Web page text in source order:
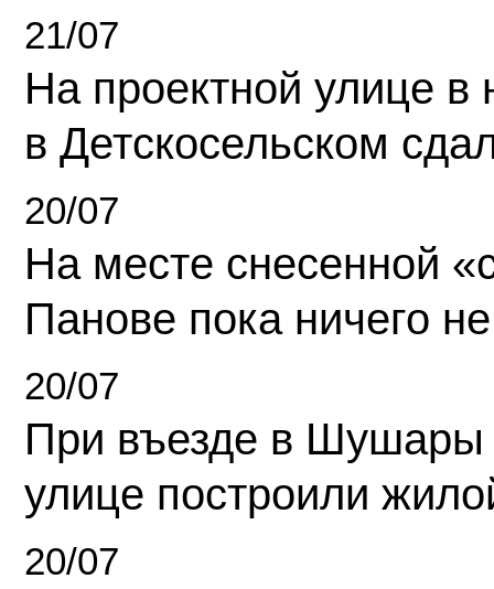
21/07
На проектной улице
в Детскосельском
20/07
На месте снесенной
Панове пока ничего
20/07
При въезде в Шушары
улице построили
20/07